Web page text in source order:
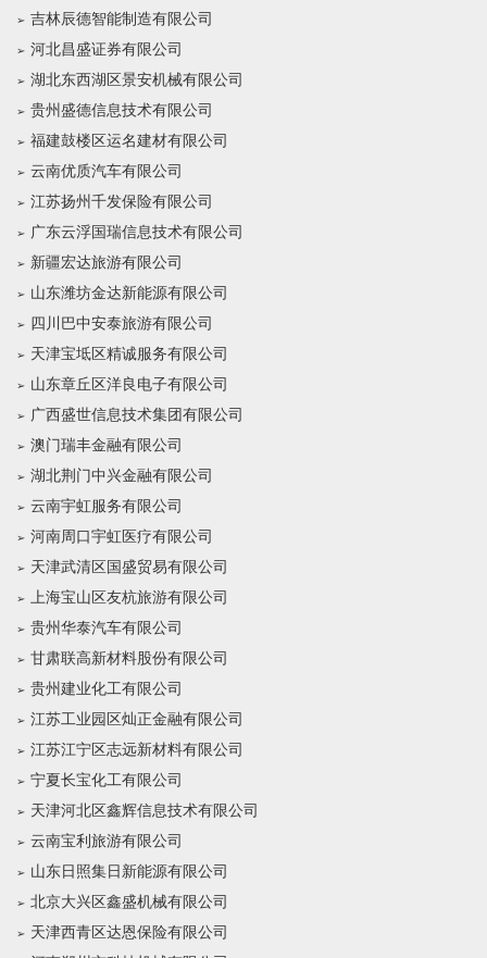
吉林辰德智能制造有限公司
河北昌盛证券有限公司
湖北东西湖区景安机械有限公司
贵州盛德信息技术有限公司
福建鼓楼区运名建材有限公司
云南优质汽车有限公司
江苏扬州千发保险有限公司
广东云浮国瑞信息技术有限公司
新疆宏达旅游有限公司
山东潍坊金达新能源有限公司
四川巴中安泰旅游有限公司
天津宝坻区精诚服务有限公司
山东章丘区洋良电子有限公司
广西盛世信息技术集团有限公司
澳门瑞丰金融有限公司
湖北荆门中兴金融有限公司
云南宇虹服务有限公司
河南周口宇虹医疗有限公司
天津武清区国盛贸易有限公司
上海宝山区友杭旅游有限公司
贵州华泰汽车有限公司
甘肃联高新材料股份有限公司
贵州建业化工有限公司
江苏工业园区灿正金融有限公司
江苏江宁区志远新材料有限公司
宁夏长宝化工有限公司
天津河北区鑫辉信息技术有限公司
云南宝利旅游有限公司
山东日照集日新能源有限公司
北京大兴区鑫盛机械有限公司
天津西青区达恩保险有限公司